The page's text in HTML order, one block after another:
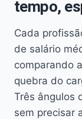
tempo,
Cada
de salário
comparando
quebra do
Três ângulos
sem precisar